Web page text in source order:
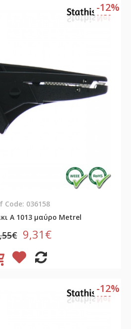
-12%
Code: 036158
A 1013 μαύρο Metrel
9,31€
-12%